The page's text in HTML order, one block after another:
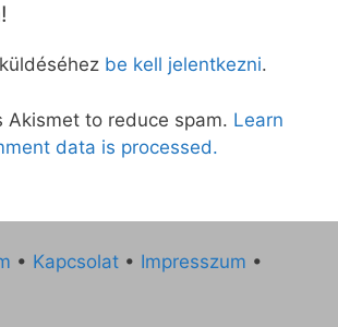
be kell jelentkezni.
Akismet to reduce spam. Learn
data is processed.
• Kapcsolat • Impresszum •